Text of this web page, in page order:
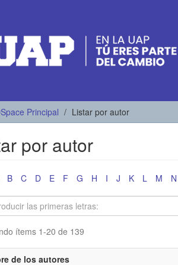
Principal Listar por autor
por autor
B C D E F G H I J K L M N
ítems 1-20 de 139
de los autores